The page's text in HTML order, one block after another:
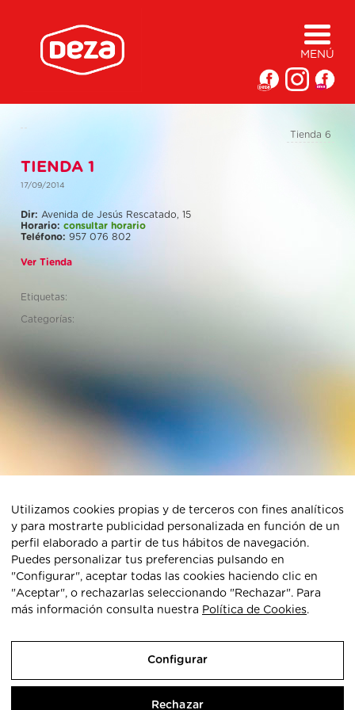
Tienda 6
TIENDA 1
17/09/2014
Dir: Avenida de Jesús Rescatado, 15
Horario: consultar horario
Teléfono: 957 076 802
Ver Tienda
Etiquetas:
Categorías:
Share this...
Política de cookies|Política de privacidad
DEZA
MENÚ
Utilizamos cookies propias y de terceros con fines analíticos
y para mostrarte publicidad personalizada en función de un
perfil elaborado a partir de tus hábitos de navegación.
Puedes personalizar tus preferencias pulsando en
"Configurar", aceptar todas las cookies haciendo clic en
"Aceptar", o rechazarlas seleccionando "Rechazar". Para
más información consulta nuestra Política de Cookies.
Configurar
Rechazar